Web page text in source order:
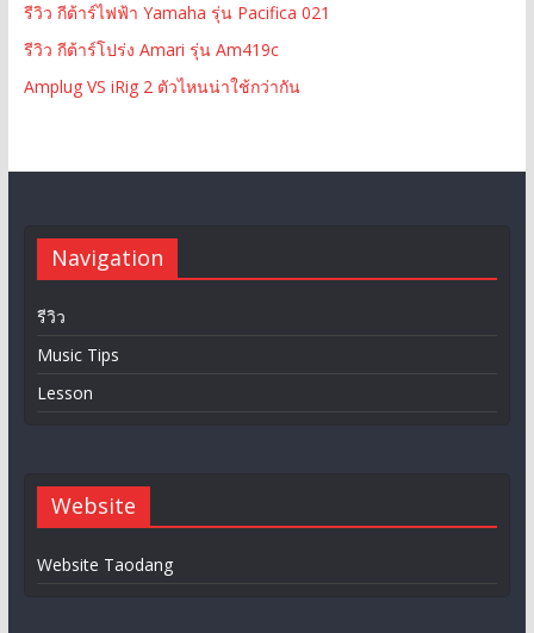
รีวิว กีต้าร์ไฟฟ้า Yamaha รุ่น Pacifica 021
รีวิว กีต้าร์โปร่ง Amari รุ่น Am419c
Amplug VS iRig 2 ตัวไหนน่าใช้กว่ากัน
Navigation
รีวิว
Music Tips
Lesson
Website
Website Taodang